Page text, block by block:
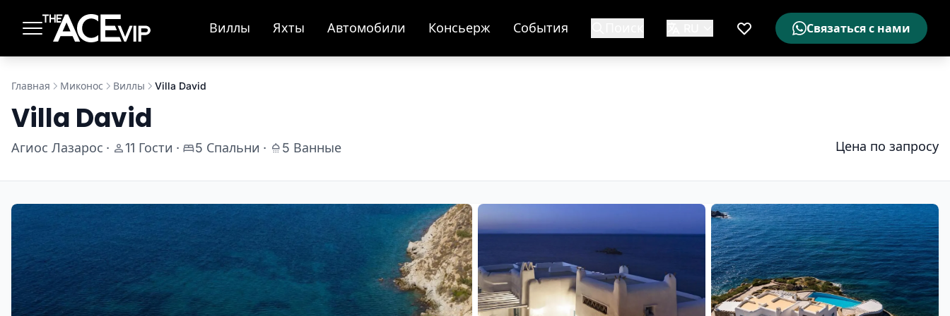
Виллы Яхты Автомобили Консьерж События
Мой список желаемого
Связаться с нами
Главная Миконос Виллы Villa David
Villa David
Агиос Лазарос · 11 Гости · 5 Спальни · 5 Ванные Цена по запросу